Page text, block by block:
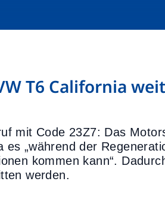
T6 California
mit Code 23Z7: Das
es „während der
kommen kann“.
werden.